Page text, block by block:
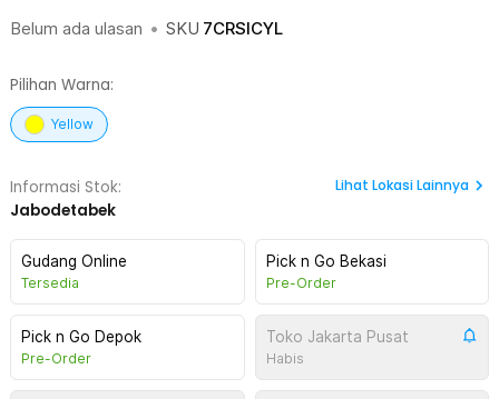
Belum ada ulasan • SKU 7CRSICYL
Pilihan Warna:
Yellow
Informasi Stok:
Jabodetabek
Lihat Lokasi Lainnya
Gudang Online
Tersedia
Pick n Go Bekasi
Pre-Order
Pick n Go Depok
Pre-Order
Toko Jakarta Pusat
Habis